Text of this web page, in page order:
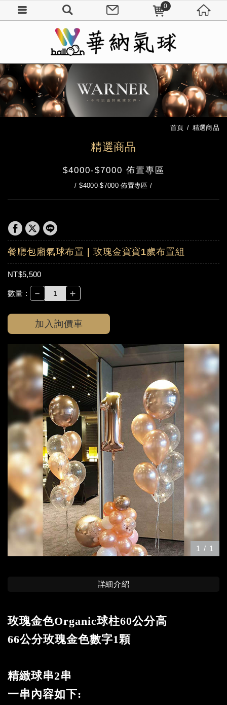
精選商品
首頁 精選商品
$4000-$7000 佈置專區
$4000-$7000 佈置專區
餐廳包廂氣球布置 | 玫瑰金寶寶1歲布置組
NT$5,500
數量 : － ＋
加入詢價車
1 / 1
詳細介紹
玫瑰金色Organic球柱60公分高
66公分玫瑰金色數字1顆
精緻球串2串
一串內容如下:
0